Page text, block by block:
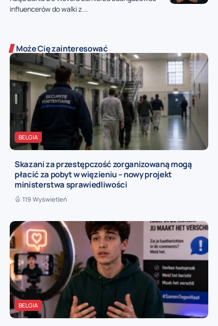
influencerów do walki z...
Może Cię zainteresować
BELGIA
Skazani za przestępczość zorganizowaną mogą
płacić za pobyt w więzieniu – nowy projekt
ministerstwa sprawiedliwości
119 Wyświetleń
BELGIA